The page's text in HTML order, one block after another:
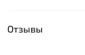
Отзывы